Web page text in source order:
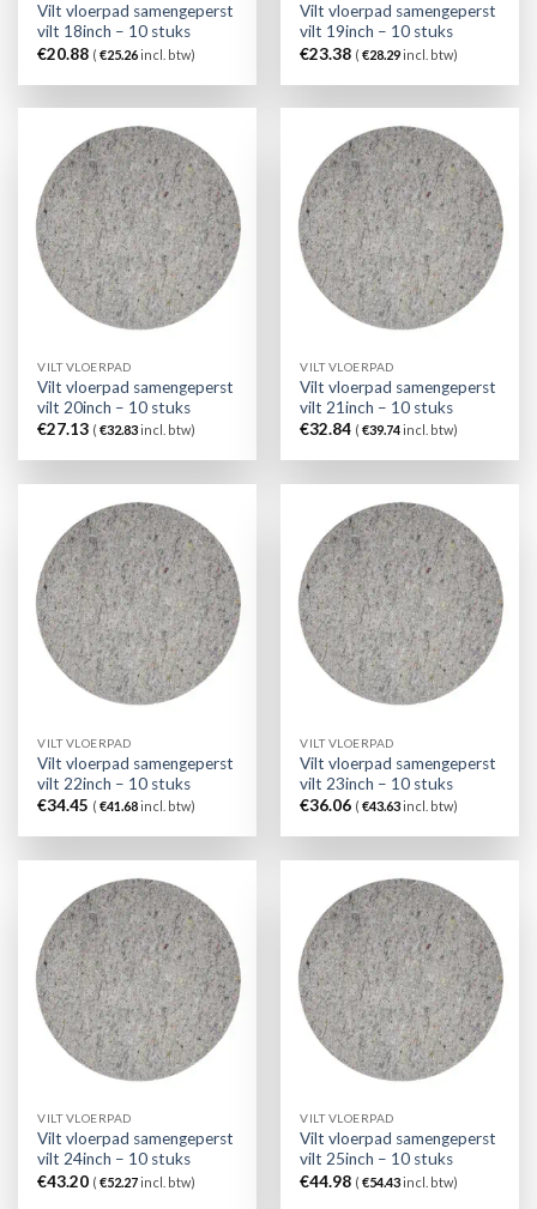
Vilt vloerpad samengeperst
vilt 18inch – 10 stuks
€20.88 (€25.26incl. btw)
Vilt vloerpad samengeperst
vilt 19inch – 10 stuks
€23.38 (€28.29incl. btw)
VILT VLOERPAD
Vilt vloerpad samengeperst
vilt 20inch – 10 stuks
€27.13 (€32.83incl. btw)
VILT VLOERPAD
Vilt vloerpad samengeperst
vilt 21inch – 10 stuks
€32.84 (€39.74incl. btw)
VILT VLOERPAD
Vilt vloerpad samengeperst
vilt 22inch – 10 stuks
€34.45 (€41.68incl. btw)
VILT VLOERPAD
Vilt vloerpad samengeperst
vilt 23inch – 10 stuks
€36.06 (€43.63incl. btw)
VILT VLOERPAD
Vilt vloerpad samengeperst
vilt 24inch – 10 stuks
€43.20 (€52.27incl. btw)
VILT VLOERPAD
Vilt vloerpad samengeperst
vilt 25inch – 10 stuks
€44.98 (€54.43incl. btw)